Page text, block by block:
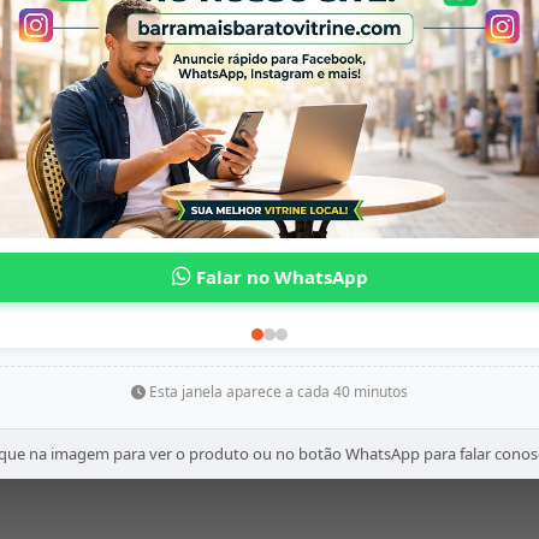
Esta janela aparece a cada 40 minutos
na imagem para ver o produto ou no botão WhatsApp para falar